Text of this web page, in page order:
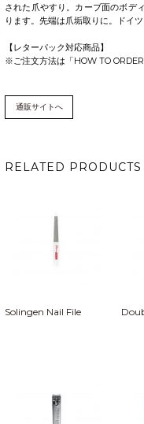
された爪やすり。カーブ面のボデ
ります。先端は爪垢取りに。ドイ
【レターパック対応商品】
※ご注文方法は「HOW TO ORDER
通販サイトへ
RELATED PRODUCTS
Solingen Nail File